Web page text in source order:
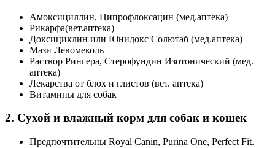
Амоксициллин, Ципрофлоксацин (мед.аптека)
Рикарфа(вет.аптека)
Доксициклин или Юнидокс Солютаб (мед.аптека)
Мази Левомеколь
Раствор Рингера, Стерофундин Изотонический (мед.
аптека)
Лекарства от блох и глистов (вет. аптека)
Витамины для собак
2. Сухой и влажный корм для собак и кошек
Предпочтительны Royal Canin, Purina One, Perfect Fit.